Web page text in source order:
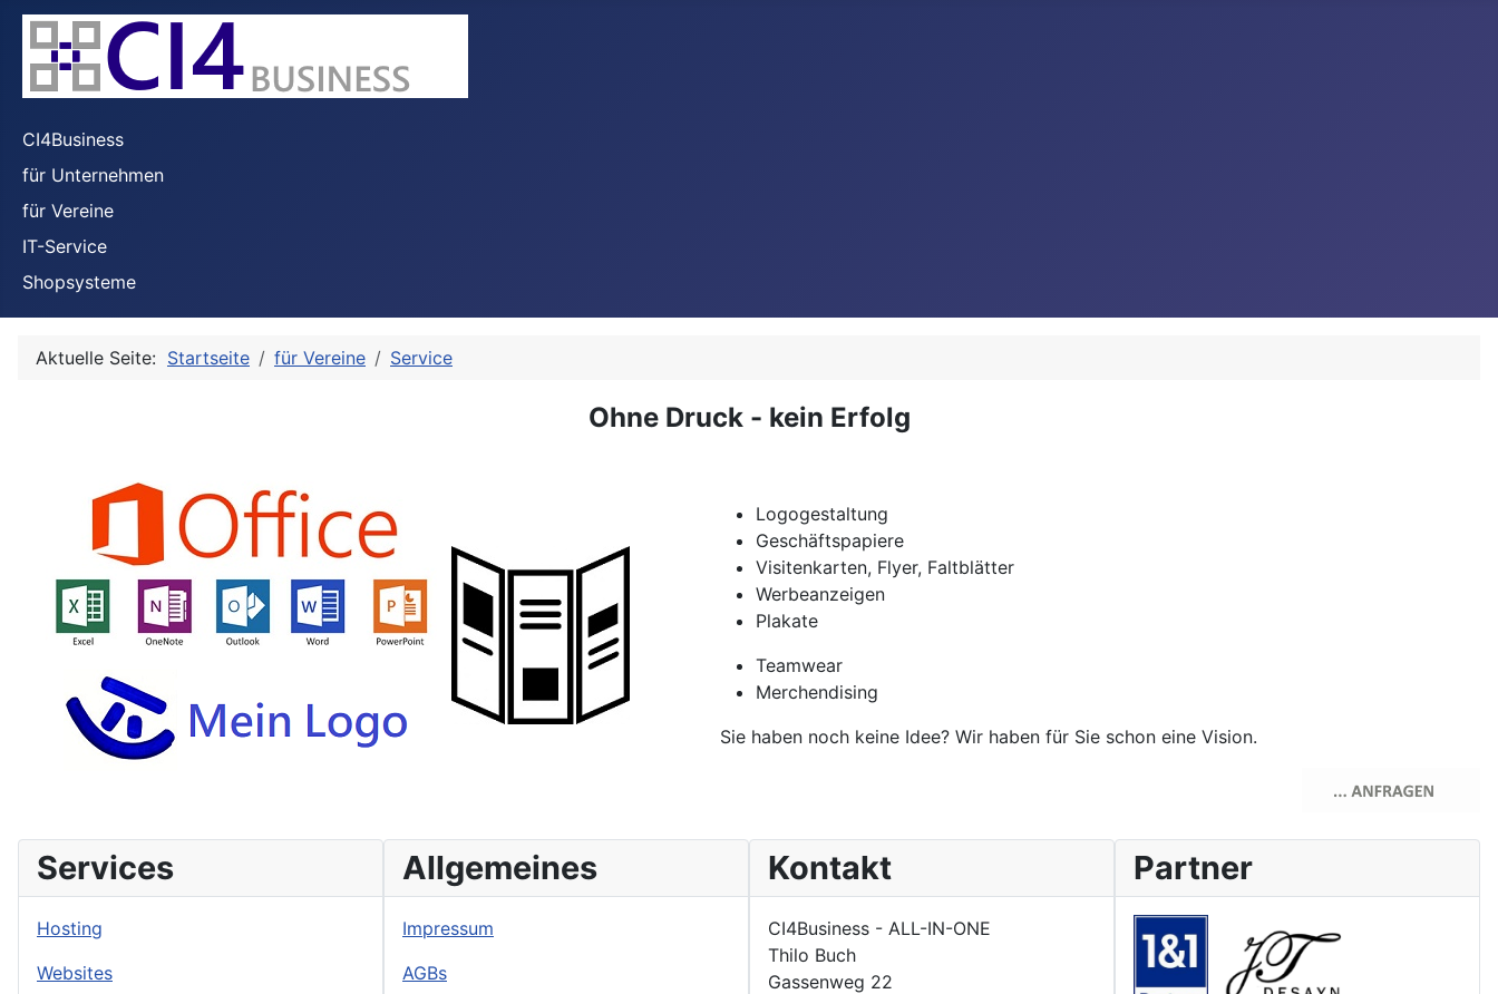
CI4Business
für Unternehmen
für Vereine
IT-Service
Shopsysteme
Aktuelle Seite: Startseite für Vereine Service
Ohne Druck - kein Erfolg
Logogestaltung
Geschäftspapiere
Visitenkarten, Flyer, Faltblätter
Werbeanzeigen
Plakate
Teamwear
Merchendising
Sie haben noch keine Idee? Wir haben für Sie schon eine Vision.
Services
Hosting
Websites
Allgemeines
Impressum
AGBs
Kontakt
CI4Business - ALL-IN-ONE
Thilo Buch
Gassenweg 22
Partner